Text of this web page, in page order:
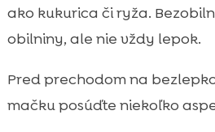
ako kukurica či ryža.
obilniny, ale nie vždy lepok.
Pred prechodom na
mačku posúďte niekoľko